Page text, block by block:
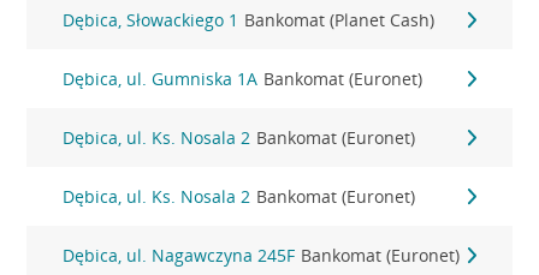
Dębica, Słowackiego 1 Bankomat (Planet Cash)
Dębica, ul. Gumniska 1A Bankomat (Euronet)
Dębica, ul. Ks. Nosala 2 Bankomat (Euronet)
Dębica, ul. Ks. Nosala 2 Bankomat (Euronet)
Dębica, ul. Nagawczyna 245F Bankomat (Euronet)